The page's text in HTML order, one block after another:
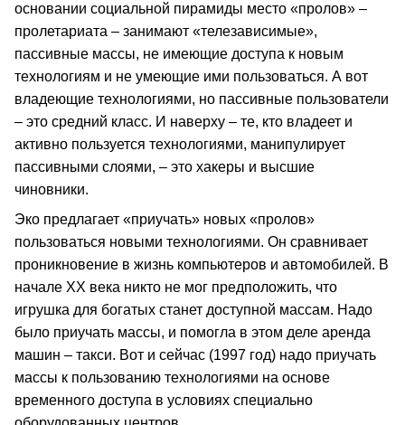
основании социальной пирамиды место «пролов» –
пролетариата – занимают «телезависимые»,
пассивные массы, не имеющие доступа к новым
технологиям и не умеющие ими пользоваться. А вот
владеющие технологиями, но пассивные пользователи
– это средний класс. И наверху – те, кто владеет и
активно пользуется технологиями, манипулирует
пассивными слоями, – это хакеры и высшие
чиновники.
Эко предлагает «приучать» новых «пролов»
пользоваться новыми технологиями. Он сравнивает
проникновение в жизнь компьютеров и автомобилей. В
начале XX века никто не мог предположить, что
игрушка для богатых станет доступной массам. Надо
было приучать массы, и помогла в этом деле аренда
машин – такси. Вот и сейчас (1997 год) надо приучать
массы к пользованию технологиями на основе
временного доступа в условиях специально